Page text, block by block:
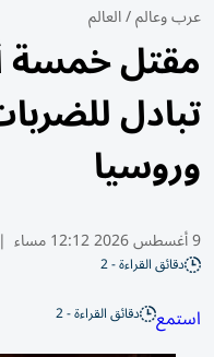
عرب وعالم/العالم
مقتل
تبادل
وروسيا
9 أغسطس 2026 12:12 مساء |
دقائق القراءة - 2
استمع دقائق القراءة - 2